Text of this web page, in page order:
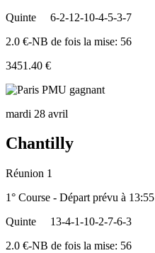
Quinte
6-2-12-10-4-5-3-7
2.0 €-NB de fois la mise: 56
3451.40 €
mardi 28 avril
Chantilly
Réunion 1
1° Course - Départ prévu à 13:55
Quinte
13-4-1-10-2-7-6-3
2.0 €-NB de fois la mise: 56